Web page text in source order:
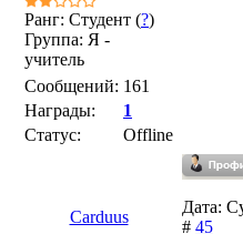
Ранг: Студент (?)
Группа: Я -
учитель
Сообщений: 161
Награды:
1
Статус:
Offline
Carduus
Дата:
# 45